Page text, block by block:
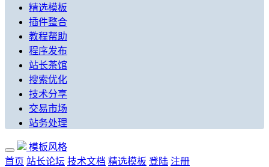
精选模板
插件整合
教程帮助
程序发布
站长茶馆
搜索优化
技术分享
交易市场
站务处理
模板风格
首页 站长论坛 技术文档 精选模板 登陆 注册